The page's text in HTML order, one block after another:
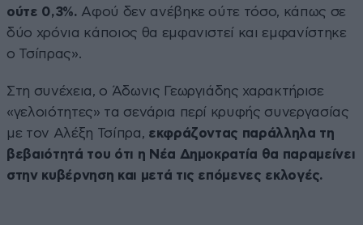
ούτε 0,3%. Αφού δεν ανέβηκε ούτε τόσο, κάπως σε
δύο χρόνια κάποιος θα εμφανιστεί και εμφανίστηκε
ο Τσίπρας».
Στη συνέχεια, ο Άδωνις Γεωργιάδης χαρακτήρισε
«γελοιότητες» τα σενάρια περί κρυφής συνεργασίας
με τον Αλέξη Τσίπρα, εκφράζοντας παράλληλα τη
βεβαιότητά του ότι η Νέα Δημοκρατία θα παραμείνει
στην κυβέρνηση και μετά τις επόμενες εκλογές.